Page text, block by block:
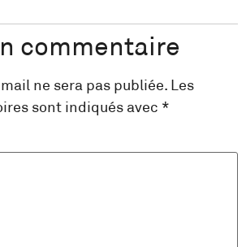
commentaire
ne sera pas publiée. Les
sont indiqués avec *